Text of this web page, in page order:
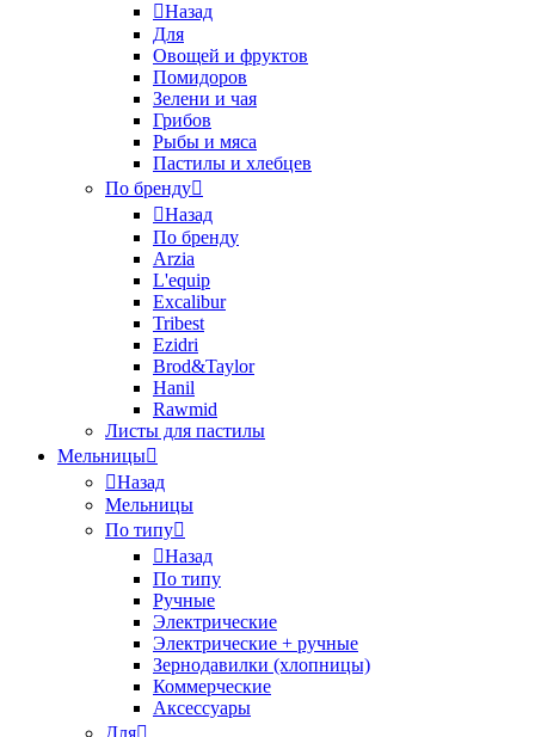
Назад
Для
Овощей и фруктов
Помидоров
Зелени и чая
Грибов
Рыбы и мяса
Пастилы и хлебцев
По бренду
Назад
По бренду
Arzia
L'equip
Excalibur
Tribest
Ezidri
Brod&Taylor
Hanil
Rawmid
Листы для пастилы
Мельницы
Назад
Мельницы
По типу
Назад
По типу
Ручные
Электрические
Электрические + ручные
Зернодавилки (хлопницы)
Коммерческие
Аксессуары
Для